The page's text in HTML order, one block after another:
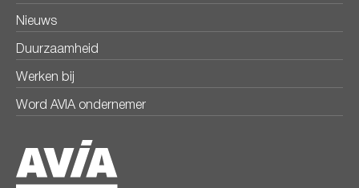
Nieuws
Duurzaamheid
Werken bij
Word AVIA ondernemer